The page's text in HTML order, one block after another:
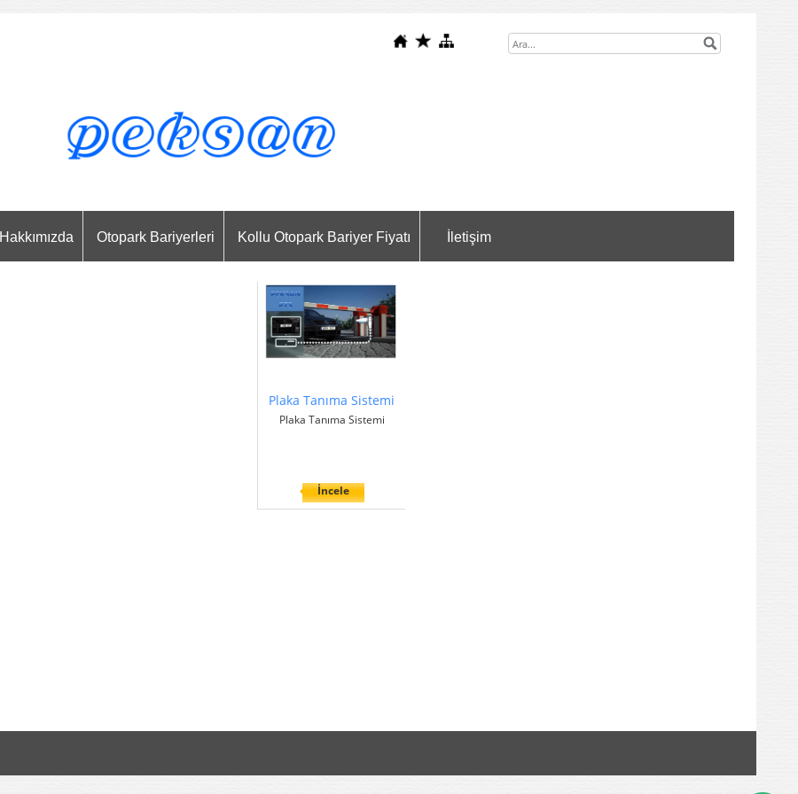
Hakkımızda Otopark Bariyerleri Kollu Otopark Bariyer Fiyatı İletişim
Plaka Tanıma Sistemi
Plaka Tanıma Sistemi
İncele